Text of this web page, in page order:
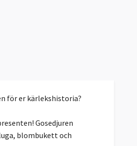
för er kärlekshistoria?
Gosedjuren
blombukett och